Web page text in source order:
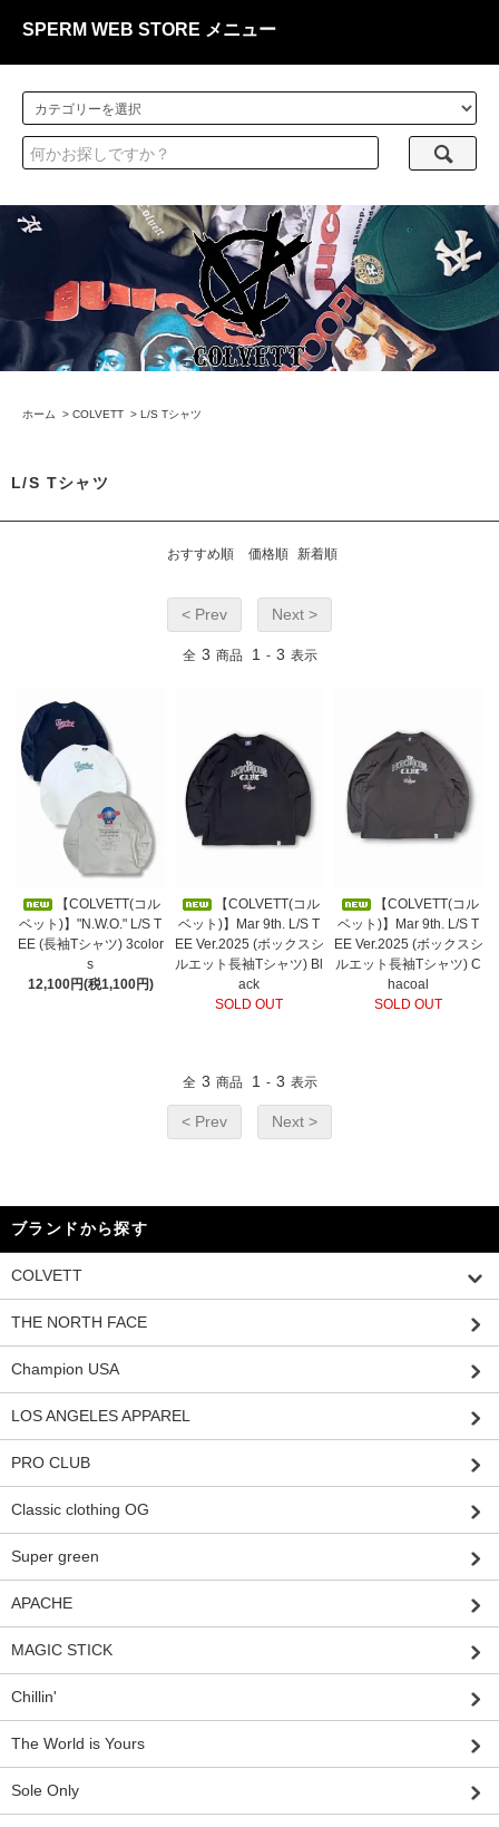
SPERM WEB STORE メニュー
ホーム > COLVETT > L/S Tシャツ
L/S Tシャツ
おすすめ順 価格順 新着順
< Prev Next >
全 3 商品 1 - 3 表示
【COLVETT(コル
ベット)】"N.W.O." L/S T
EE (長袖Tシャツ) 3color
s
12,100円(税1,100円)
【COLVETT(コル
ベット)】Mar 9th. L/S T
EE Ver.2025 (ボックスシ
ルエット長袖Tシャツ) Bl
ack
SOLD OUT
【COLVETT(コル
ベット)】Mar 9th. L/S T
EE Ver.2025 (ボックスシ
ルエット長袖Tシャツ) C
hacoal
SOLD OUT
全 3 商品 1 - 3 表示
< Prev Next >
ブランドから探す
COLVETT
THE NORTH FACE
Champion USA
LOS ANGELES APPAREL
PRO CLUB
Classic clothing OG
Super green
APACHE
MAGIC STICK
Chillin'
The World is Yours
Sole Only